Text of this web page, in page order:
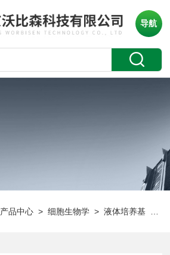
导航
产品中心 >细胞生物学 >液体培养基